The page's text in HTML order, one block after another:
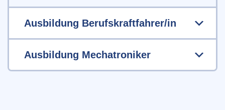
Ausbildung Berufskraftfahrer/in
Ausbildung Mechatroniker